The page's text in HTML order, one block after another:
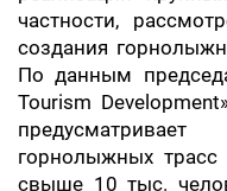
частности,
создания
По данным
Tourism
горнолыжных трасс
свыше 10 тыс.